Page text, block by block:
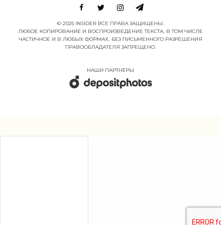
© 2025 INSIDER ВСЕ ПРАВА ЗАЩИЩЕНЫ.
ЛЮБОЕ КОПИРОВАНИЕ И ВОСПРОИЗВЕДЕНИЕ ТЕКСТА, В ТОМ ЧИСЛЕ
ЧАСТИЧНОЕ И В ЛЮБЫХ ФОРМАХ, БЕЗ ПИСЬМЕННОГО РАЗРЕШЕНИЯ
ПРАВООБЛАДАТЕЛЯ ЗАПРЕЩЕНО.
НАШИ ПАРТНËРЫ